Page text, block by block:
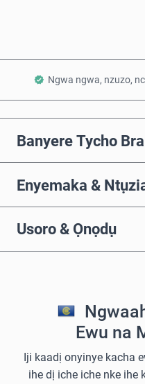
Ngwa ngwa, nzuzo,
Banyere Tycho
Enyemaka &
Usoro & Ọnọdụ
Ewu na
Iji kaadị onyinye kacha
ihe dị iche iche nke ihe